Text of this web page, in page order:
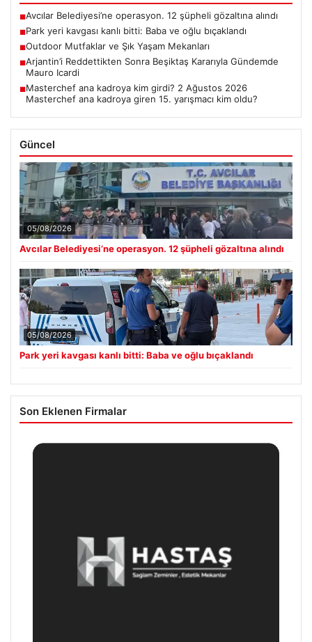
■Avcılar Belediyesi’ne operasyon. 12 şüpheli gözaltına alındı
■Park yeri kavgası kanlı bitti: Baba ve oğlu bıçaklandı
■Outdoor Mutfaklar ve Şık Yaşam Mekanları
■Arjantin’i Reddettikten Sonra Beşiktaş Kararıyla Gündemde
Mauro Icardi
■Masterchef ana kadroya kim girdi? 2 Ağustos 2026
Masterchef ana kadroya giren 15. yarışmacı kim oldu?
Güncel
05/08/2026
Avcılar Belediyesi’ne operasyon. 12 şüpheli gözaltına alındı
05/08/2026
Park yeri kavgası kanlı bitti: Baba ve oğlu bıçaklandı
Son Eklenen Firmalar